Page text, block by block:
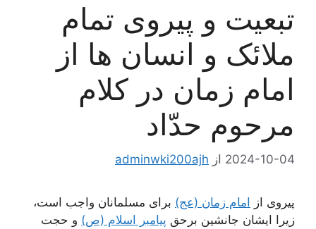
تبعیت و پیروی تمام
ملائک و انسان ها از
امام زمان در کلام
مرحوم حدّاد
2024-10-04 از adminwki200ajh
پیروی از امام زمان (عج) برای مسلمانان واجب است،
زیرا ایشان جانشین برحق پیامبر اسلام (ص) و حجت